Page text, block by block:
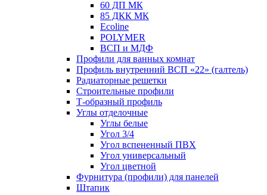
60 ДП МК
85 ДКК МК
Ecoline
POLYMER
ВСП и МДФ
Профили для ванных комнат
Профиль внутренний ВСП «22» (галтель)
Радиаторные решетки
Строительные профили
Т-образный профиль
Углы отделочные
Углы белые
Угол 3/4
Угол вспененный ПВХ
Угол универсальный
Угол цветной
Фурнитура (профили) для панелей
Штапик